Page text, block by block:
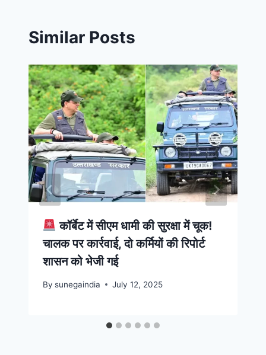
Similar Posts
कॉर्बेट में सीएम धामी की सुरक्षा में चूक!
चालक पर कार्रवाई, दो कर्मियों की रिपोर्ट
शासन को भेजी गई
By sunegaindia July 12, 2025